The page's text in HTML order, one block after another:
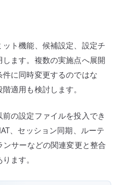
ト機能、候補設定、設定チ
ます。複数の実施点へ展開
に同時変更するのではな
適用も検討します。
の設定ファイルを投入でき
、セッション同期、ルーテ
ンサーなどの関連変更と整合
ます。